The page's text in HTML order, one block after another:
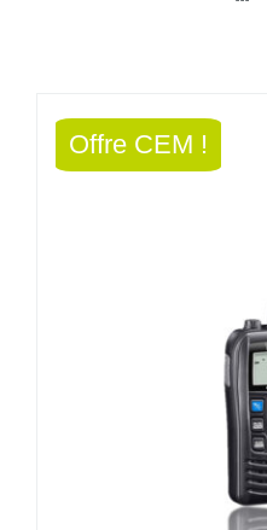
Offre CEM !